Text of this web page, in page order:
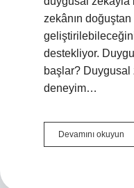
zekânın
geliştirilebileceğini
destekliyor.
başlar? Duygusal
deneyim…
Devamını okuyun